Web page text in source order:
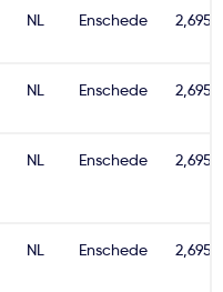
NL Enschede 2,695€
NL Enschede 2,695€
NL Enschede 2,695€
NL Enschede 2,695€